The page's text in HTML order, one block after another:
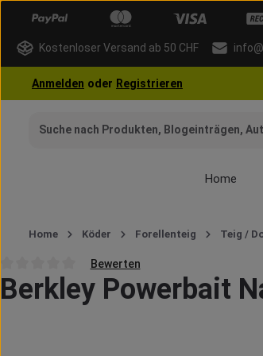
Hauptinhalt springen
Zur Suche springen
Zur Hauptnavigation springen
Kostenloser Versand ab 50 CHF
Anmelden oder Registrieren
Home
Home Köder Forellenteig Teig /
Durchschnittliche Bewertung von 0 von 5 Sternen
Bewerten
Berkley Powerbait